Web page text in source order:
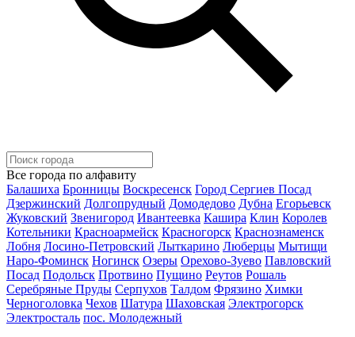
Все города по алфавиту
Балашиха Бронницы Воскресенск Город Сергиев Посад
Дзержинский Долгопрудный Домодедово Дубна Егорьевск
Жуковский Звенигород Ивантеевка Кашира Клин Королев
Котельники Красноармейск Красногорск Краснознаменск
Лобня Лосино-Петровский Лыткарино Люберцы Мытищи
Наро-Фоминск Ногинск Озеры Орехово-Зуево Павловский
Посад Подольск Протвино Пущино Реутов Рошаль
Серебряные Пруды Серпухов Талдом Фрязино Химки
Черноголовка Чехов Шатура Шаховская Электрогорск
Электросталь пос. Молодежный